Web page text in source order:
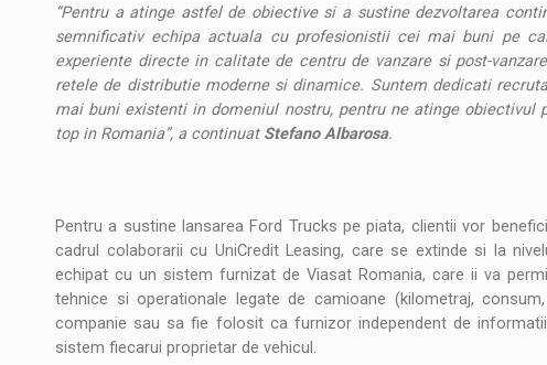
“Pentru a atinge astfel de obiective si a sustine dezvoltarea
semnificativ echipa actuala cu profesionistii cei mai buni pe
experiente directe in calitate de centru de vanzare si post-
retele de distributie moderne si dinamice. Suntem dedicati
mai buni existenti in domeniul nostru, pentru ne atinge obiectivul
top in Romania”, a continuat Stefano Albarosa.
Pentru a sustine lansarea Ford Trucks pe piata, clientii vor
cadrul colaborarii cu UniCredit Leasing, care se extinde si la
echipat cu un sistem furnizat de Viasat Romania, care ii va
tehnice si operationale legate de camioane (kilometraj,
companie sau sa fie folosit ca furnizor independent de
sistem fiecarui proprietar de vehicul.